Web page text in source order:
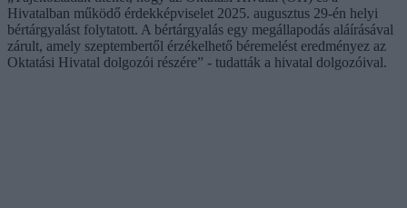
Hivatalban működő érdekképviselet 2025. augusztus 29-én helyi
bértárgyalást folytatott. A bértárgyalás egy megállapodás aláírásával
zárult, amely szeptembertől érzékelhető béremelést eredményez az
Oktatási Hivatal dolgozói részére” - tudatták a hivatal dolgozóival.